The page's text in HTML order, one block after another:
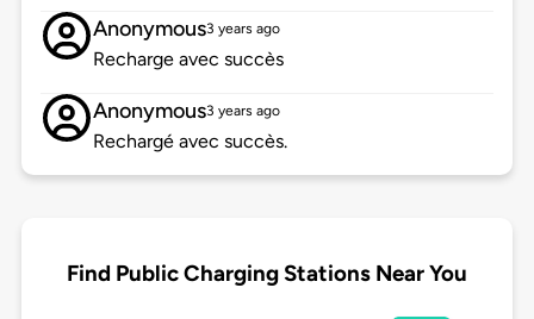
Anonymous3 years ago
Recharge avec succès
Anonymous3 years ago
Rechargé avec succès.
Find Public Charging Stations Near You